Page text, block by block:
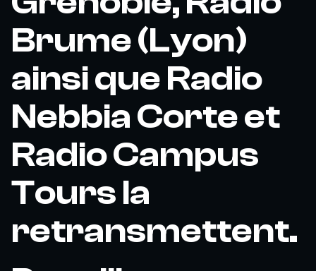
Brume (Lyon)
ainsi que Radio
Nebbia Corte et
Radio Campus
Tours la
retransmettent.